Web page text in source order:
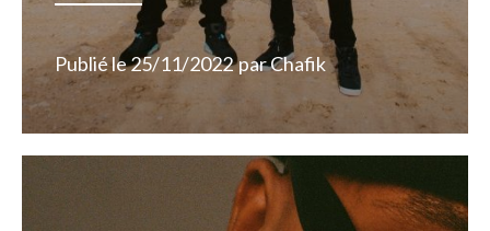
Publié le25/11/2022 parChafik